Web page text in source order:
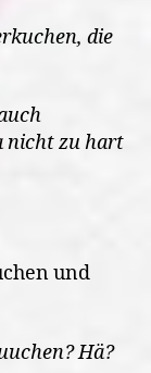
die
nicht zu hart
und
Hä?